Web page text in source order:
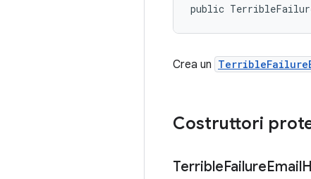
public
Crea un
Costruttori
TerribleFailureEmail